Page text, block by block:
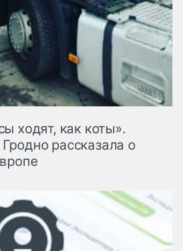
ходят, как коты».
рассказала о